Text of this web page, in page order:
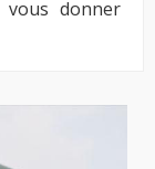
donner